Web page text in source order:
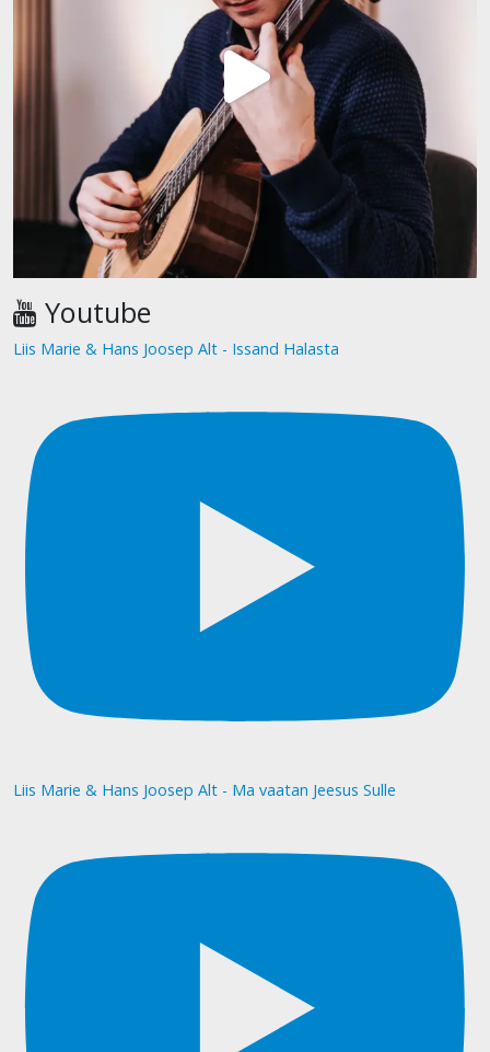
Youtube
Liis Marie & Hans Joosep Alt - Issand Halasta
Liis Marie & Hans Joosep Alt - Ma vaatan Jeesus Sulle